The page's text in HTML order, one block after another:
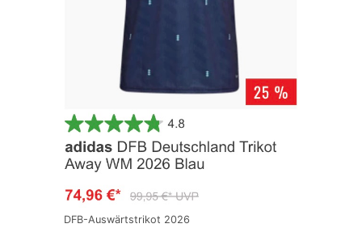
DFB-Auswärtstrikot 2026